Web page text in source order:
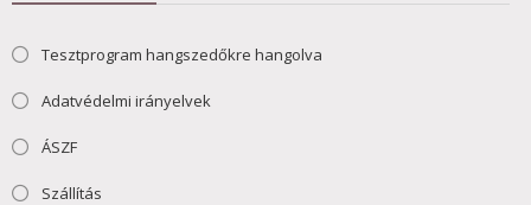
Tesztprogram hangszedőkre hangolva
Adatvédelmi irányelvek
ÁSZF
Szállítás